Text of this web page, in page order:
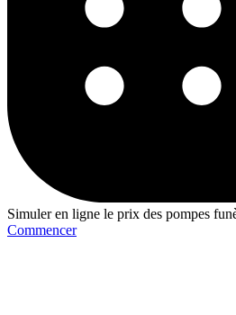
Simuler en ligne le prix des pompes
Commencer